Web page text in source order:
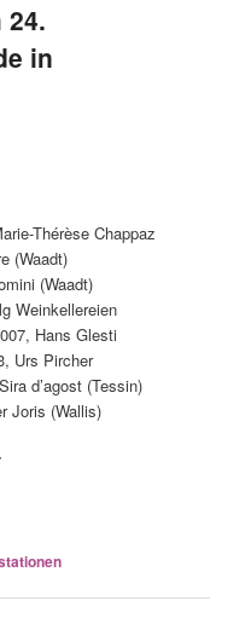
24.
in
Thérèse Chappaz
(Waadt)
(Waadt)
Weinkellereien
Hans Glesti
Urs Pircher
d’agost (Tessin)
Joris (Wallis)